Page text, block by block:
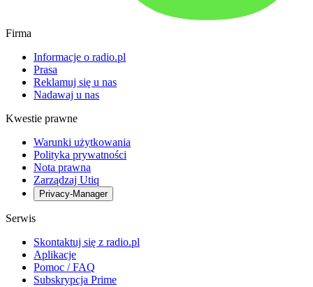
Firma
Informacje o radio.pl
Prasa
Reklamuj się u nas
Nadawaj u nas
Kwestie prawne
Warunki użytkowania
Polityka prywatności
Nota prawna
Zarządzaj Utiq
Privacy-Manager
Serwis
Skontaktuj się z radio.pl
Aplikacje
Pomoc / FAQ
Subskrypcja Prime